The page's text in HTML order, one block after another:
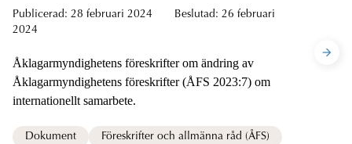
Publicerad: 28 februari 2024 Beslutad: 26 februari
2024
Åklagarmyndighetens föreskrifter om ändring av
Åklagarmyndighetens föreskrifter (ÅFS 2023:7) om
internationellt samarbete.
Dokument
Föreskrifter och allmänna råd (ÅFS)